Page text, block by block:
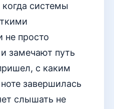
системы
не просто
замечают путь
с каким
завершилась
слышать не